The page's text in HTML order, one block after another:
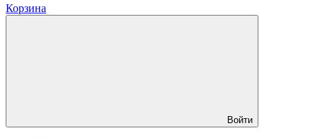
Корзина
Войти